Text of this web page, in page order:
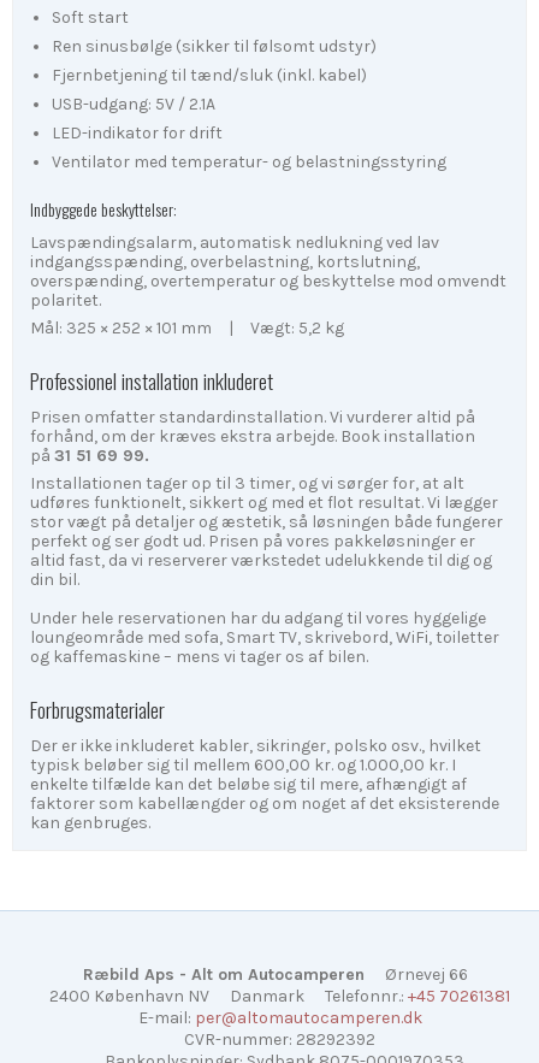
Soft start
Ren sinusbølge (sikker til følsomt udstyr)
Fjernbetjening til tænd/sluk (inkl. kabel)
USB-udgang: 5V / 2.1A
LED-indikator for drift
Ventilator med temperatur- og belastningsstyring
Indbyggede beskyttelser:
Lavspændingsalarm, automatisk nedlukning ved lav
indgangsspænding, overbelastning, kortslutning,
overspænding, overtemperatur og beskyttelse mod omvendt
polaritet.
Mål: 325 × 252 × 101 mm | Vægt: 5,2 kg
Professionel installation inkluderet
Prisen omfatter standardinstallation. Vi vurderer altid på
forhånd, om der kræves ekstra arbejde. Book installation
på 31 51 69 99.
Installationen tager op til 3 timer, og vi sørger for, at alt
udføres funktionelt, sikkert og med et flot resultat. Vi lægger
stor vægt på detaljer og æstetik, så løsningen både fungerer
perfekt og ser godt ud. Prisen på vores pakkeløsninger er
altid fast, da vi reserverer værkstedet udelukkende til dig og
din bil.
Under hele reservationen har du adgang til vores hyggelige
loungeområde med sofa, Smart TV, skrivebord, WiFi, toiletter
og kaffemaskine – mens vi tager os af bilen.
Forbrugsmaterialer
Der er ikke inkluderet kabler, sikringer, polsko osv., hvilket
typisk beløber sig til mellem 600,00 kr. og 1.000,00 kr. I
enkelte tilfælde kan det beløbe sig til mere, afhængigt af
faktorer som kabellængder og om noget af det eksisterende
kan genbruges.
Ræbild Aps - Alt om Autocamperen
Ørnevej 66
2400 København NV
Danmark Telefonnr.: +45 70261381
E-mail: per@altomautocamperen.dk
CVR-nummer: 28292392